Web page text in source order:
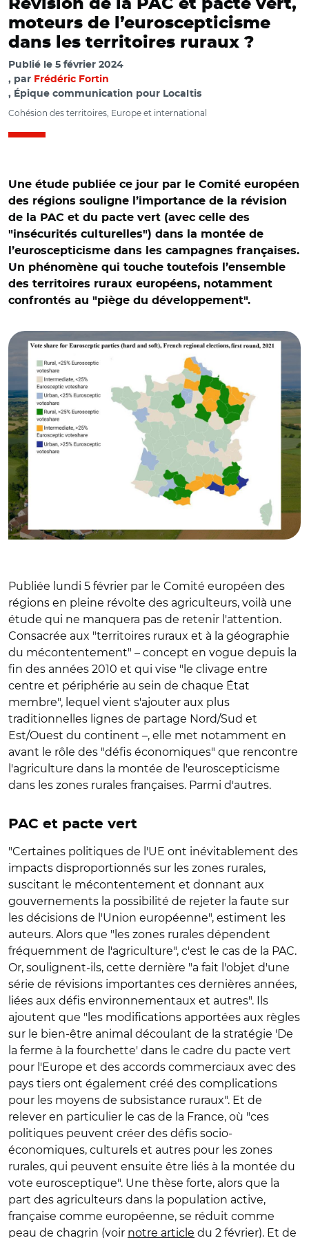
Révision de la PAC et pacte vert,
moteurs de l’euroscepticisme
dans les territoires ruraux ?
Publié le 5 février 2024
par Frédéric Fortin
, Épique communication pour Localtis
Cohésion des territoires, Europe et international
Une étude publiée ce jour par le Comité européen
des régions souligne l’importance de la révision
de la PAC et du pacte vert (avec celle des
"insécurités culturelles") dans la montée de
l’euroscepticisme dans les campagnes françaises.
Un phénomène qui touche toutefois l’ensemble
des territoires ruraux européens, notamment
confrontés au "piège du développement".
© Comité européen des régions et Adobe stock. Source:
Milieu, based on data from France’s Ministry of the
Publiée lundi 5 février par le Comité européen des
régions en pleine révolte des agriculteurs, voilà une
étude qui ne manquera pas de retenir l'attention.
Consacrée aux "territoires ruraux et à la géographie
du mécontentement" – concept en vogue depuis la
fin des années 2010 et qui vise "le clivage entre
centre et périphérie au sein de chaque État
membre", lequel vient s'ajouter aux plus
traditionnelles lignes de partage Nord/Sud et
Est/Ouest du continent –, elle met notamment en
avant le rôle des "défis économiques" que rencontre
l'agriculture dans la montée de l'euroscepticisme
dans les zones rurales françaises. Parmi d'autres.
PAC et pacte vert
"Certaines politiques de l'UE ont inévitablement des
impacts disproportionnés sur les zones rurales,
suscitant le mécontentement et donnant aux
gouvernements la possibilité de rejeter la faute sur
les décisions de l'Union européenne", estiment les
auteurs. Alors que "les zones rurales dépendent
fréquemment de l'agriculture", c'est le cas de la PAC.
Or, soulignent-ils, cette dernière "a fait l'objet d'une
série de révisions importantes ces dernières années,
liées aux défis environnementaux et autres". Ils
ajoutent que "les modifications apportées aux règles
sur le bien-être animal découlant de la stratégie 'De
la ferme à la fourchette' dans le cadre du pacte vert
pour l'Europe et des accords commerciaux avec des
pays tiers ont également créé des complications
pour les moyens de subsistance ruraux". Et de
relever en particulier le cas de la France, où "ces
politiques peuvent créer des défis socio-
économiques, culturels et autres pour les zones
rurales, qui peuvent ensuite être liés à la montée du
vote eurosceptique". Une thèse forte, alors que la
part des agriculteurs dans la population active,
française comme européenne, se réduit comme
peau de chagrin (voir notre article du 2 février). Et de